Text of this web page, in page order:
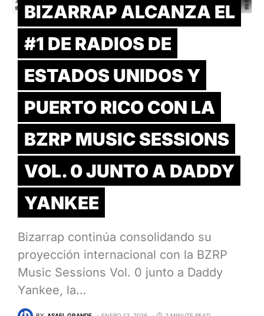
BIZARRAP ALCANZA EL
#1 DE RADIOS DE
ESTADOS UNIDOS Y
PUERTO RICO CON LA
BZRP MUSIC SESSIONS
VOL. 0 JUNTO A DADDY
YANKEE
Bizarrap continúa consolidando su
proyección internacional con la BZRP
Music Sessions Vol. 0 junto a Daddy
Yankee, la…